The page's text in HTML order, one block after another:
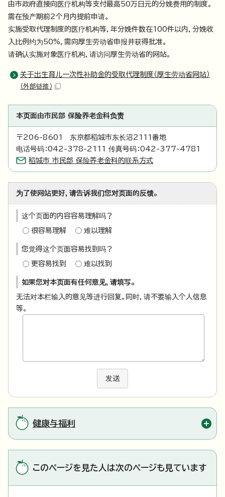
由市政府直接向医疗机构等支付最高50万日元的分娩费用的制度。
需在预产期前2个月内提前申请。
实施受取代理制度的医疗机构等，年分娩件数在100件以内，分娩收
入比例约为50%，需向厚生劳动省申报并获得批准。
请确认实施对象医疗机构，请访问厚生劳动省的网站。
关于出生育儿一次性补助金的受取代理制度（厚生劳动省网站）
（外部链接）
本页面由市民部 保险养老金科负责
〒206-8601 东京都稻城市东长沼2111番地
电话号码：042-378-2111 传真号码：042-377-4781
稻城市 市民部 保险养老金科的联系方式
为了使网站更好，请告诉我们您对页面的反馈。
这个页面的内容容易理解吗？
很容易理解 难以理解
您觉得这个页面容易找到吗？
更容易找到 难以找到
如果您对本页面有任何意见，请填写。
无法对本栏输入的意见等进行回复。同时，请不要输入个人信息
等。
发送
健康与福利
このページを見た人は次のページも見ています